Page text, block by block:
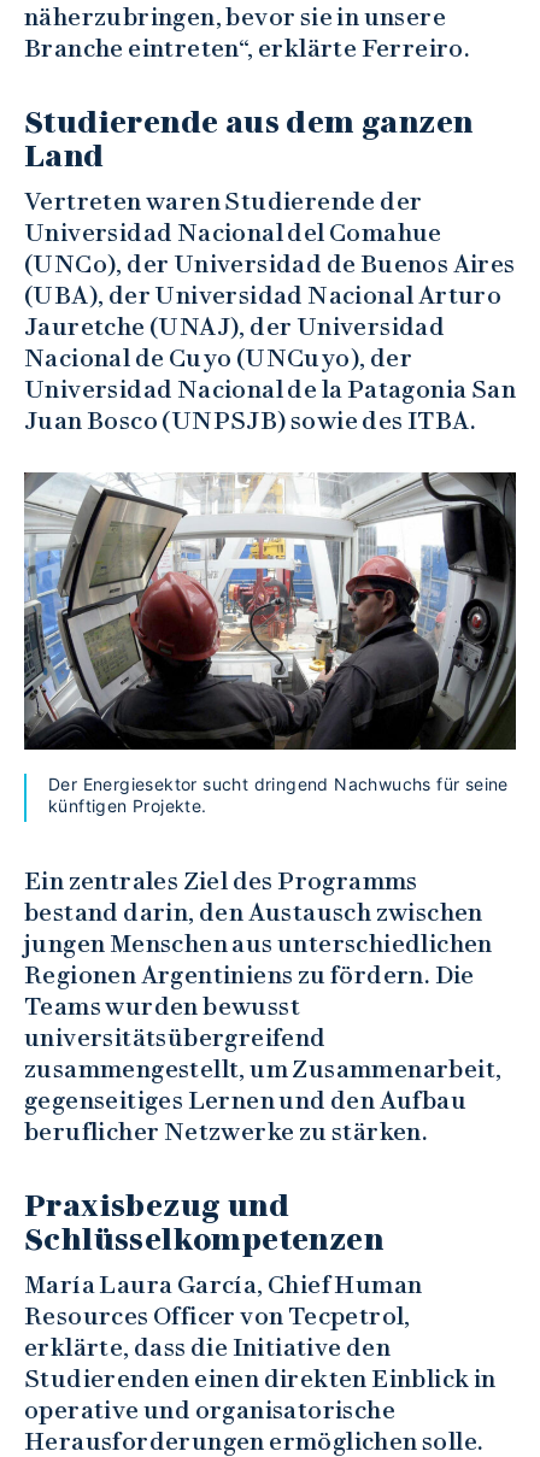
näherzubringen, bevor sie in unsere
Branche eintreten“, erklärte Ferreiro.
Studierende aus dem ganzen
Land
Vertreten waren Studierende der
Universidad Nacional del Comahue
(UNCo), der Universidad de Buenos Aires
(UBA), der Universidad Nacional Arturo
Jauretche (UNAJ), der Universidad
Nacional de Cuyo (UNCuyo), der
Universidad Nacional de la Patagonia San
Juan Bosco (UNPSJB) sowie des ITBA.
Der Energiesektor sucht dringend Nachwuchs für seine
künftigen Projekte.
Ein zentrales Ziel des Programms
bestand darin, den Austausch zwischen
jungen Menschen aus unterschiedlichen
Regionen Argentiniens zu fördern. Die
Teams wurden bewusst
universitätsübergreifend
zusammengestellt, um Zusammenarbeit,
gegenseitiges Lernen und den Aufbau
beruflicher Netzwerke zu stärken.
Praxisbezug und
Schlüsselkompetenzen
María Laura García, Chief Human
Resources Officer von Tecpetrol,
erklärte, dass die Initiative den
Studierenden einen direkten Einblick in
operative und organisatorische
Herausforderungen ermöglichen solle.